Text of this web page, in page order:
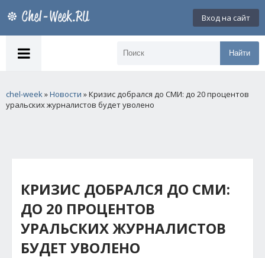
Вход на сайт
Найти
chel-week»Новости » Кризис добрался до СМИ: до 20 процентов
уральских журналистов будет уволено
КРИЗИС ДОБРАЛСЯ ДО СМИ:
ДО 20 ПРОЦЕНТОВ
УРАЛЬСКИХ ЖУРНАЛИСТОВ
БУДЕТ УВОЛЕНО